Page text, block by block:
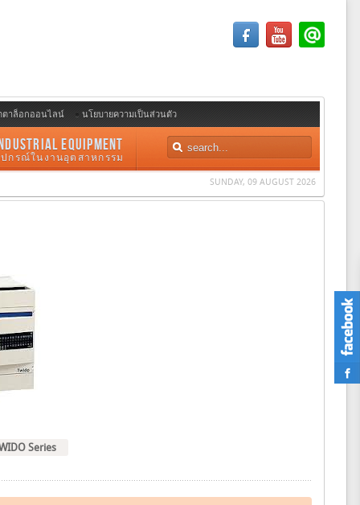
ตาล็อกออนไลน์ นโยบายความเป็นส่วนตัว
EQUIPMENT
กรณ์ในงานอุตสาหกรรม
SUNDAY, 09 AUGUST 2026
Series